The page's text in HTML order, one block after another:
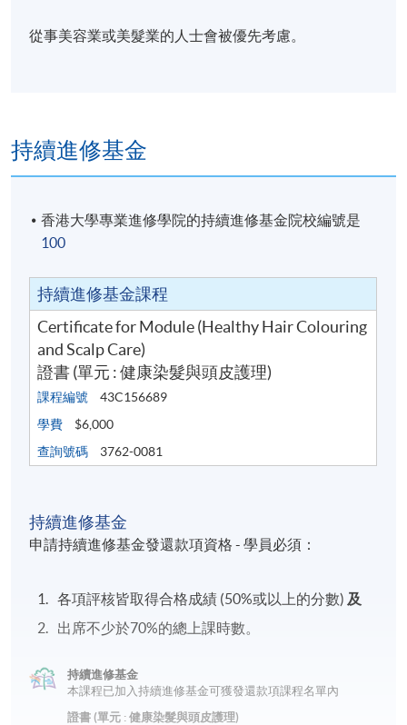
從事美容業或美髮業的人士會被優先考慮。
持續進修基金
香港大學專業進修學院的持續進修基金院校編號是
100
持續進修基金課程
Certificate for Module (Healthy Hair Colouring
and Scalp Care)
證書 (單元 : 健康染髮與頭皮護理)
課程編號
43C156689
學費
$6,000
查詢號碼
3762-0081
持續進修基金
申請持續進修基金發還款項資格 - 學員必須：
各項評核皆取得合格成績 (50%或以上的分數) 及
出席不少於70%的總上課時數。
持續進修基金
本課程已加入持續進修基金可獲發還款項課程名單內
證書 (單元 : 健康染髮與頭皮護理)